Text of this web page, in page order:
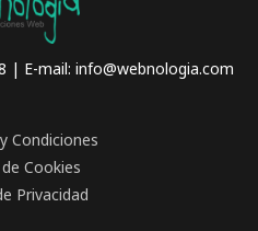
| E-mail: info@webnologia.com
Condiciones
Cookies
Privacidad